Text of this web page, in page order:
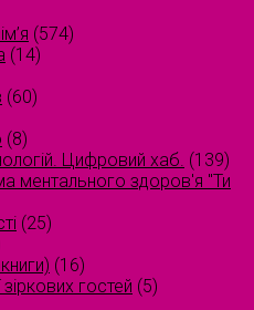
(574)
(14)
(60)
(8)
Цифровий хаб. (139)
ментального здоров'я "Ти
(25)
(16)
гостей (5)